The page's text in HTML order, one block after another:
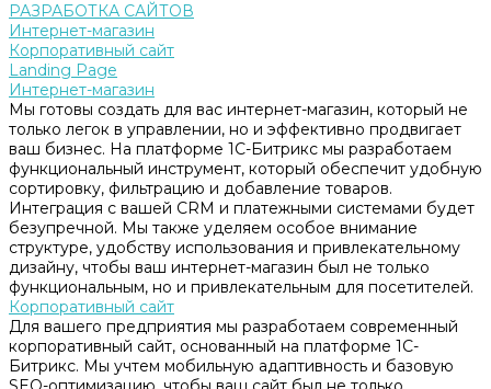
РАЗРАБОТКА САЙТОВ
Интернет-магазин
Корпоративный сайт
Landing Page
Интернет-магазин
Мы готовы создать для вас интернет-магазин, который не
только легок в управлении, но и эффективно продвигает
ваш бизнес. На платформе 1С-Битрикс мы разработаем
функциональный инструмент, который обеспечит удобную
сортировку, фильтрацию и добавление товаров.
Интеграция с вашей CRM и платежными системами будет
безупречной. Мы также уделяем особое внимание
структуре, удобству использования и привлекательному
дизайну, чтобы ваш интернет-магазин был не только
функциональным, но и привлекательным для посетителей.
Корпоративный сайт
Для вашего предприятия мы разработаем современный
корпоративный сайт, основанный на платформе 1С-
Битрикс. Мы учтем мобильную адаптивность и базовую